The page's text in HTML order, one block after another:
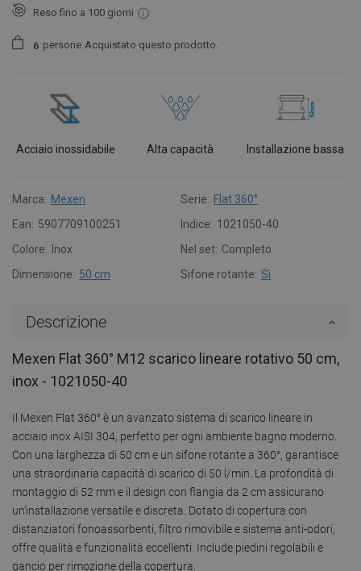
Reso fino a 100 giorni
6 persone Acquistato questo prodotto.
Acciaio inossidabile Alta capacità Installazione bassa
Marca: Mexen Serie: Flat 360°
Ean: 5907709100251 Indice: 1021050-40
Colore:
Inox Nel set: Completo
Dimensione: 50 cm Sifone rotante: Sì
Descrizione
Mexen Flat 360° M12 scarico lineare rotativo 50 cm,
inox - 1021050-40
Il Mexen Flat 360° è un avanzato sistema di scarico lineare in
acciaio inox AISI 304, perfetto per ogni ambiente bagno moderno.
Con una larghezza di 50 cm e un sifone rotante a 360°, garantisce
una straordinaria capacità di scarico di 50 l/min. La profondità di
montaggio di 52 mm e il design con flangia da 2 cm assicurano
un'installazione versatile e discreta. Dotato di copertura con
distanziatori fonoassorbenti, filtro rimovibile e sistema anti-odori,
offre qualità e funzionalità eccellenti. Include piedini regolabili e
gancio per rimozione della copertura.